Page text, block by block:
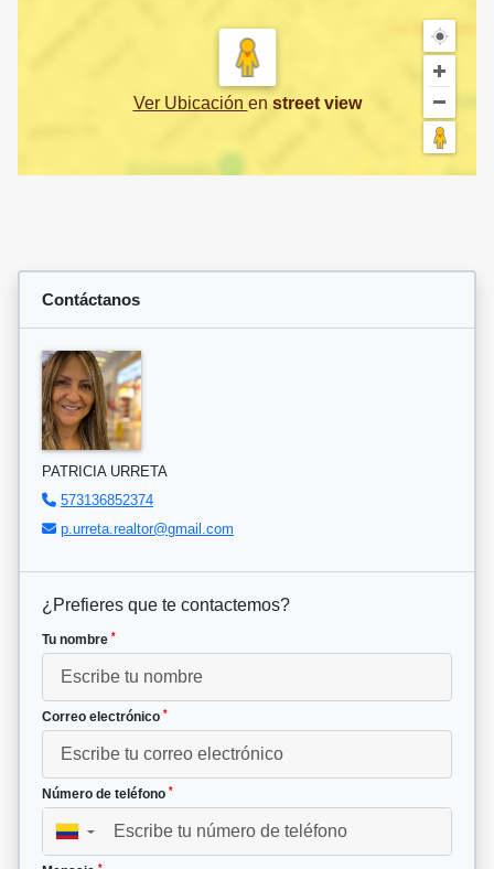
Ver Ubicación en street view
Contáctanos
PATRICIA URRETA
573136852374
p.urreta.realtor@gmail.com
¿Prefieres que te contactemos?
Tu nombre *
Correo electrónico *
Número de teléfono *
▼